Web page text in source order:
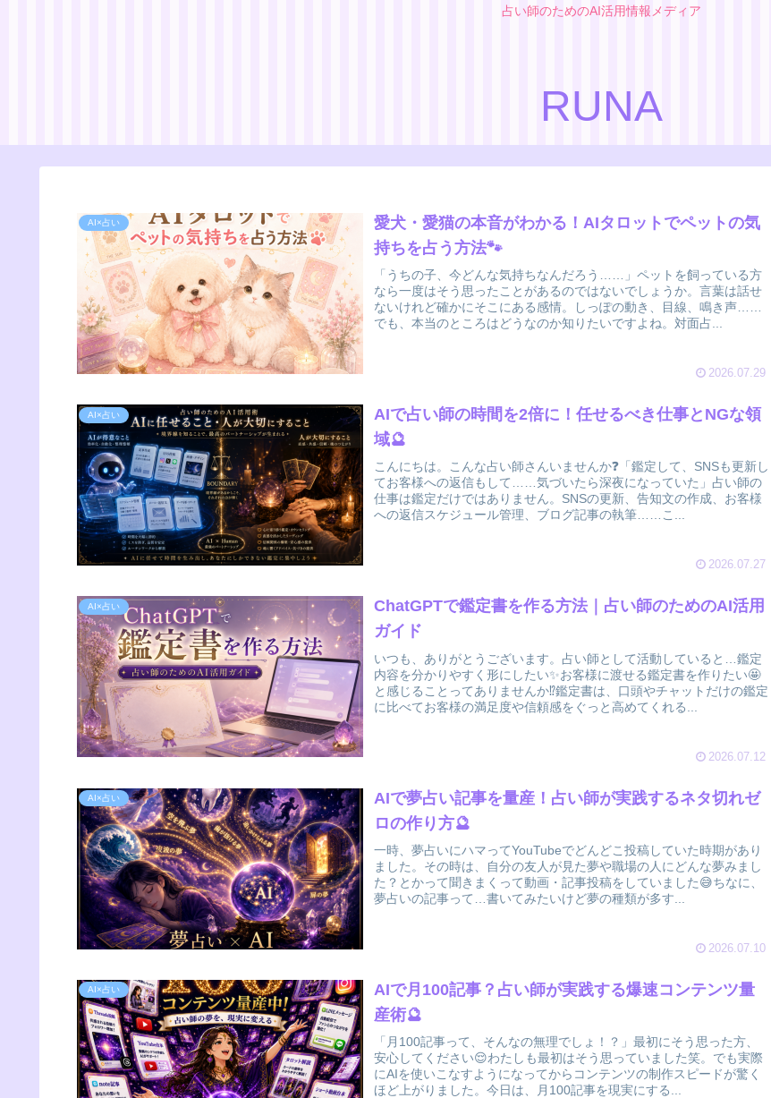
占い師のためのAI活用情報メディア
RUNA
AI×占い
愛犬・愛猫の本音がわかる！AIタロットでペットの気
持ちを占う方法🐾
「うちの子、今どんな気持ちなんだろう……」ペットを飼っている方
なら一度はそう思ったことがあるのではないでしょうか。言葉は話せ
ないけれど確かにそこにある感情。しっぽの動き、目線、鳴き声……
でも、本当のところはどうなのか知りたいですよね。対面占...
2026.07.29
AI×占い
AIで占い師の時間を2倍に！任せるべき仕事とNGな領
域🔮
こんにちは。こんな占い師さんいませんか❓「鑑定して、SNSも更新し
てお客様への返信もして……気づいたら深夜になっていた」占い師の
仕事は鑑定だけではありません。SNSの更新、告知文の作成、お客様
への返信スケジュール管理、ブログ記事の執筆……こ...
2026.07.27
AI×占い
ChatGPTで鑑定書を作る方法｜占い師のためのAI活用
ガイド
いつも、ありがとうございます。占い師として活動していると…鑑定
内容を分かりやすく形にしたい✨お客様に渡せる鑑定書を作りたい🤩
と感じることってありませんか⁉️鑑定書は、口頭やチャットだけの鑑定
に比べてお客様の満足度や信頼感をぐっと高めてくれる...
2026.07.12
AI×占い
AIで夢占い記事を量産！占い師が実践するネタ切れゼ
ロの作り方🔮
一時、夢占いにハマってYouTubeでどんどこ投稿していた時期があり
ました。その時は、自分の友人が見た夢や職場の人にどんな夢みまし
た？とかって聞きまくって動画・記事投稿をしていました😅ちなに、
夢占いの記事って…書いてみたいけど夢の種類が多す...
2026.07.10
AI×占い
AIで月100記事？占い師が実践する爆速コンテンツ量
産術🔮
「月100記事って、そんなの無理でしょ！？」最初にそう思った方、
安心してください😌わたしも最初はそう思っていました笑。でも実際
にAIを使いこなすようになってからコンテンツの制作スピードが驚く
ほど上がりました。今日は、月100記事を現実にする...